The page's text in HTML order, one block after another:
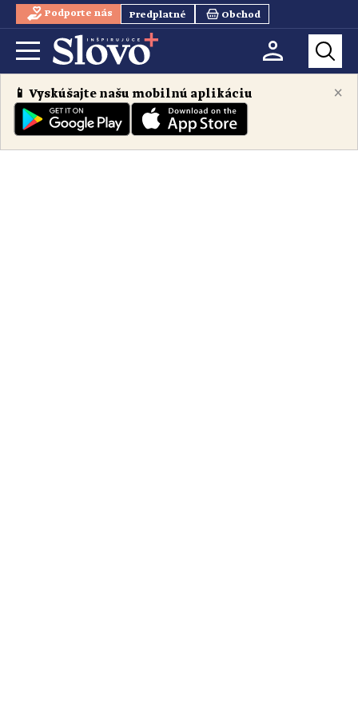
Podporte nás Predplatné Obchod
×
📱 Vyskúšajte našu mobilnú aplikáciu